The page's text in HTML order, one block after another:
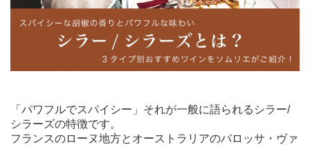
「パワフルでスパイシー」それが一般に語られるシラー/
シラーズの特徴です。
フランスのローヌ地方とオーストラリアのバロッサ・ヴァ